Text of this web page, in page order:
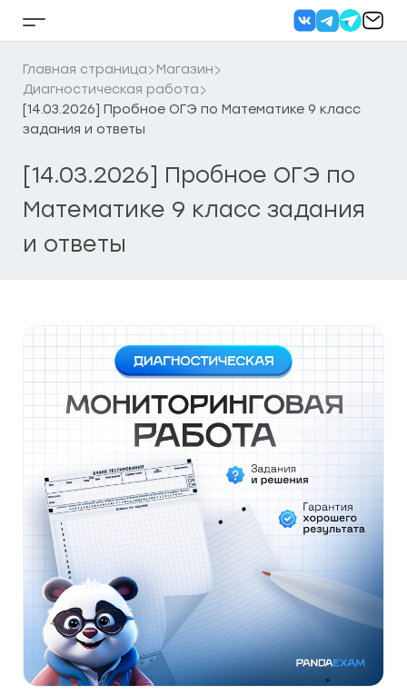
Кнопка
бокового
меню
Главная страница
Магазин
Диагностическая работа
[14.03.2026] Пробное ОГЭ по Математике 9 класс
задания и ответы
[14.03.2026] Пробное ОГЭ по
Математике 9 класс задания
и ответы